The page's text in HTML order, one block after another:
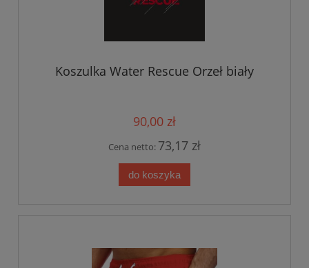
Koszulka Water Rescue Orzeł biały
90,00 zł
Cena netto: 73,17 zł
do koszyka